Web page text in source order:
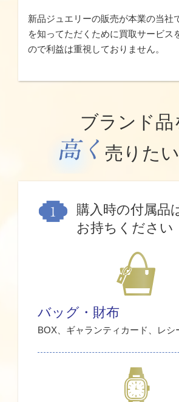
新品ジュエリーの販売が本業の当社
を知ってただくために買取サービス
ので利益は重視しておりません。
ブランド品
売りた
購入時の付属品
お持ちください
バッグ・財布
BOX、ギャランティカード、レシ